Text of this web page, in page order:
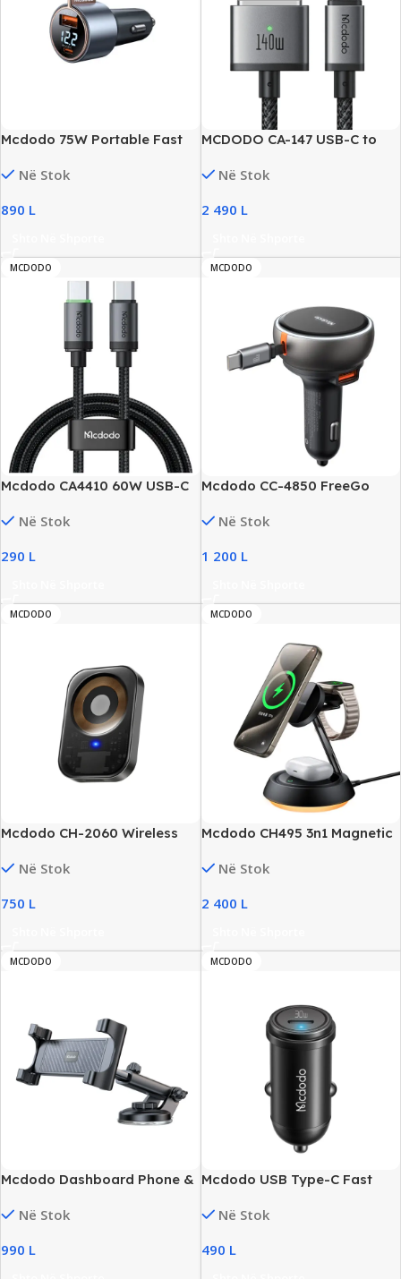
Mcdodo 75W Portable Fast
Në Stok
890 L
MCDODO CA-147 USB-C to
Charging, 2M, LED Indicator,
Në Stok
2 490 L
MCDODO
Mcdodo CA4410 60W USB-C
Në Stok
290 L
MCDODO
Mcdodo CC-4850 FreeGo
NewMcdodo CC-4850 FreeGo
New
Në Stok
1 200 L
MCDODO
Mcdodo CH-2060 Wireless
NewNë Stok
750 L
MCDODO
Mcdodo CH495 3n1 Magnetic
+Night Light, New
Në Stok
2 400 L
MCDODO
Mcdodo Dashboard Phone &
Në Stok
990 L
MCDODO
Mcdodo USB Type-C Fast
Në Stok
490 L